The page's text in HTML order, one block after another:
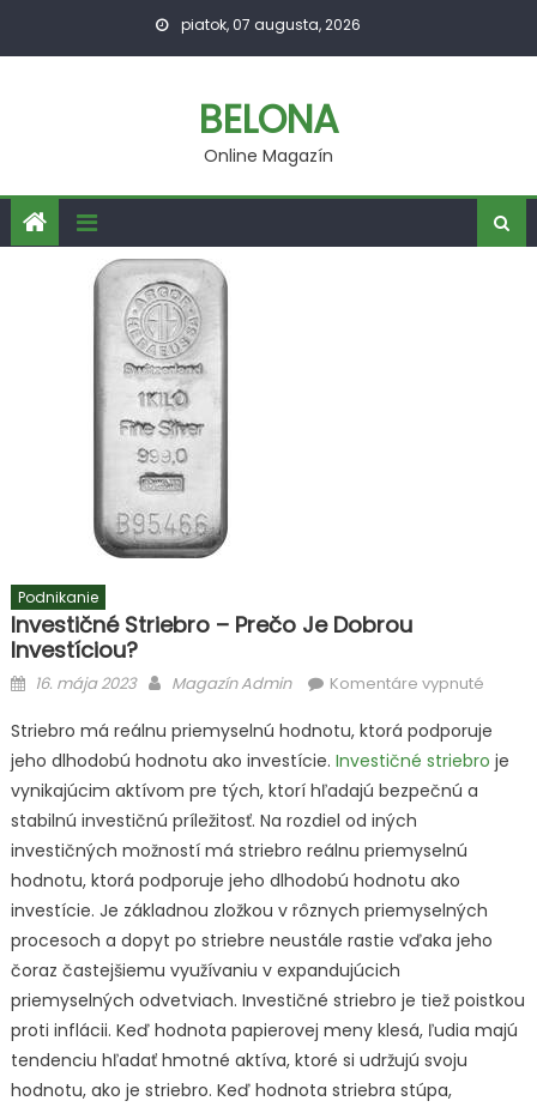
piatok, 07 augusta, 2026
BELONA
Online Magazín
Podnikanie
Investičné Striebro – Prečo Je Dobrou
Investíciou?
Posted
16. mája 2023 Author
Magazín Admin Komentáre vypnuténa
–
Striebro má reálnu priemyselnú hodnotu, ktorá podporuje
jeho dlhodobú hodnotu ako investície. Investičné striebro je
vynikajúcim aktívom pre tých, ktorí hľadajú bezpečnú a
stabilnú investičnú príležitosť. Na rozdiel od iných
investičných možností má striebro reálnu priemyselnú
hodnotu, ktorá podporuje jeho dlhodobú hodnotu ako
investície. Je základnou zložkou v rôznych priemyselných
procesoch a dopyt po striebre neustále rastie vďaka jeho
čoraz častejšiemu využívaniu v expandujúcich
priemyselných odvetviach. Investičné striebro je tiež poistkou
proti inflácii. Keď hodnota papierovej meny klesá, ľudia majú
tendenciu hľadať hmotné aktíva, ktoré si udržujú svoju
hodnotu, ako je striebro. Keď hodnota striebra stúpa,